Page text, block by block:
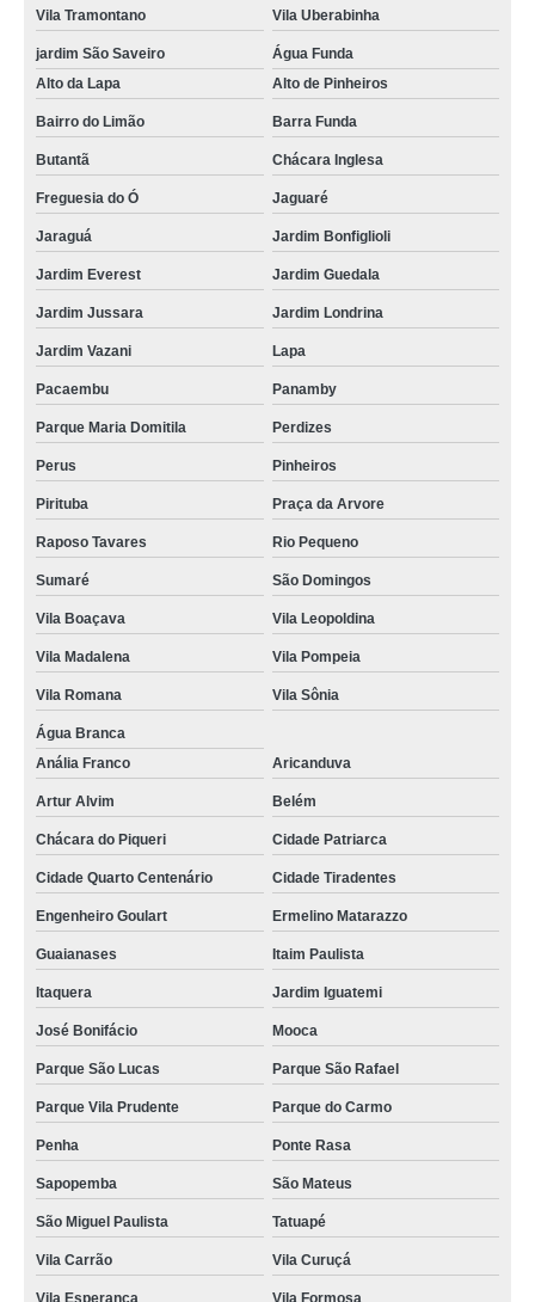
Vila Tramontano Vila Uberabinha
jardim São Saveiro
Água Funda
Alto da Lapa
Alto de Pinheiros
Bairro do Limão Barra Funda
Butantã Chácara Inglesa
Freguesia do Ó Jaguaré
Jaraguá Jardim Bonfiglioli
Jardim Everest Jardim Guedala
Jardim Jussara Jardim Londrina
Jardim Vazani Lapa
Pacaembu Panamby
Parque Maria Domitila Perdizes
Perus Pinheiros
Pirituba Praça da Arvore
Raposo Tavares Rio Pequeno
Sumaré São Domingos
Vila Boaçava Vila Leopoldina
Vila Madalena Vila Pompeia
Vila Romana Vila Sônia
Água Branca
Anália Franco
Aricanduva
Artur Alvim Belém
Chácara do Piqueri Cidade Patriarca
Cidade Quarto Centenário Cidade Tiradentes
Engenheiro Goulart Ermelino Matarazzo
Guaianases Itaim Paulista
Itaquera Jardim Iguatemi
José Bonifácio Mooca
Parque São Lucas Parque São Rafael
Parque Vila Prudente Parque do Carmo
Penha Ponte Rasa
Sapopemba São Mateus
São Miguel Paulista Tatuapé
Vila Carrão Vila Curuçá
Vila Esperança Vila Formosa